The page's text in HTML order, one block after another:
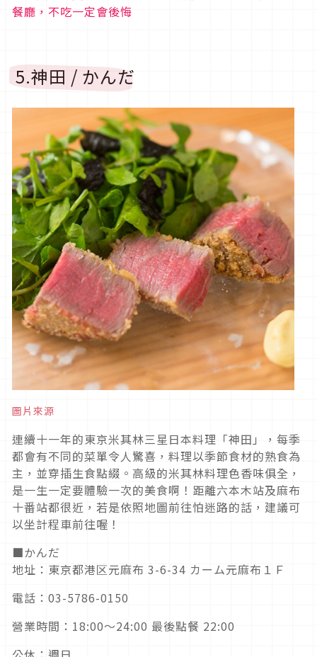
餐廳，不吃一定會後悔
5.神田 / かんだ
圖片來源
連續十一年的東京米其林三星日本料理「神田」，每季
都會有不同的菜單令人驚喜，料理以季節食材的熟食為
主，並穿插生食點綴。高級的米其林料理色香味俱全，
是一生一定要體驗一次的美食啊！距離六本木站及麻布
十番站都很近，若是依照地圖前往怕迷路的話，建議可
以坐計程車前往喔！
■かんだ
地址：東京都港区元麻布 3-6-34 カーム元麻布１Ｆ
電話：03-5786-0150
營業時間：18:00～24:00 最後點餐 22:00